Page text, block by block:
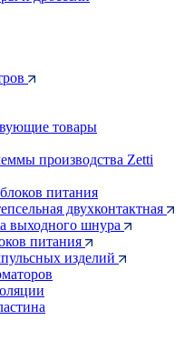
товары
производства Zetti
питания
двухконтактная
выходного шнура
питания
изделий